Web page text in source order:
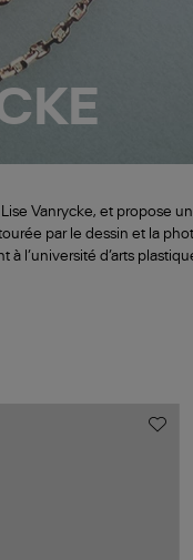
Vanrycke, et propose
par le dessin et la
l’université d’arts